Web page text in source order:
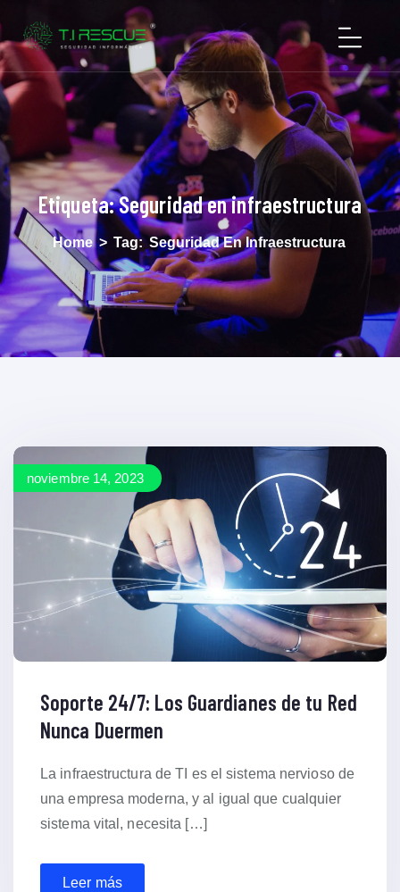
Etiqueta:Seguridad en infraestructura
Home > Tag: Seguridad En Infraestructura
noviembre 14, 2023
Soporte 24/7: Los Guardianes de tu Red
Nunca Duermen
La infraestructura de TI es el sistema nervioso de
una empresa moderna, y al igual que cualquier
sistema vital, necesita […]
Leer más